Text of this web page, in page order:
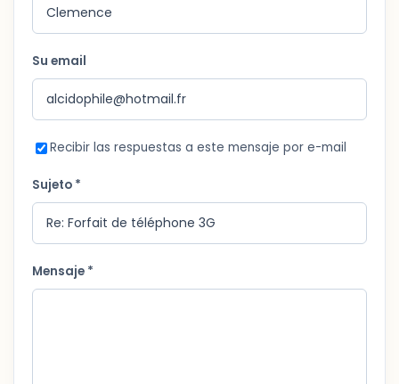
Su email
Recibir las respuestas a este mensaje por e-mail
Sujeto *
Mensaje *